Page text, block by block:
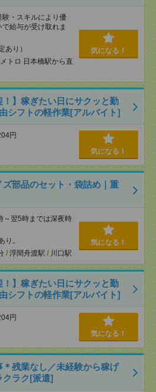
・スキルにより優
給与が受け取れま
あり）
トロ 日本橋駅から直
気になる！
！】稼ぎたい日にサクッと勤
シフトの軽作業[アルバイト]
円
気になる！
ズ部品のセット・袋詰め｜重
～翌5時までは深夜時
り。
/ 浮間舟渡駅 / 川口駅
気になる！
！】稼ぎたい日にサクッと勤
シフトの軽作業[アルバイト]
円
気になる！
＊残業なし／未経験から稼げ
クラク[派遣]